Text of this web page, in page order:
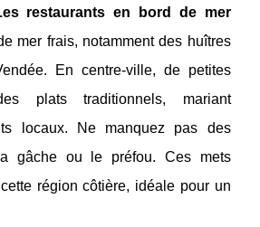
restaurants en bord de mer
mer frais, notamment des huîtres
En centre-ville, de petites
plats traditionnels, mariant
locaux. Ne manquez pas des
gâche ou le préfou. Ces mets
région côtière, idéale pour un